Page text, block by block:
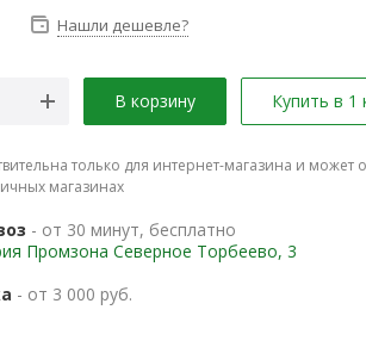
Нашли дешевле?
В корзину Купить в 1
только для интернет-магазина и может
магазинах
- от 30 минут, бесплатно
Промзона Северное Торбеево, 3
- от 3 000 руб.